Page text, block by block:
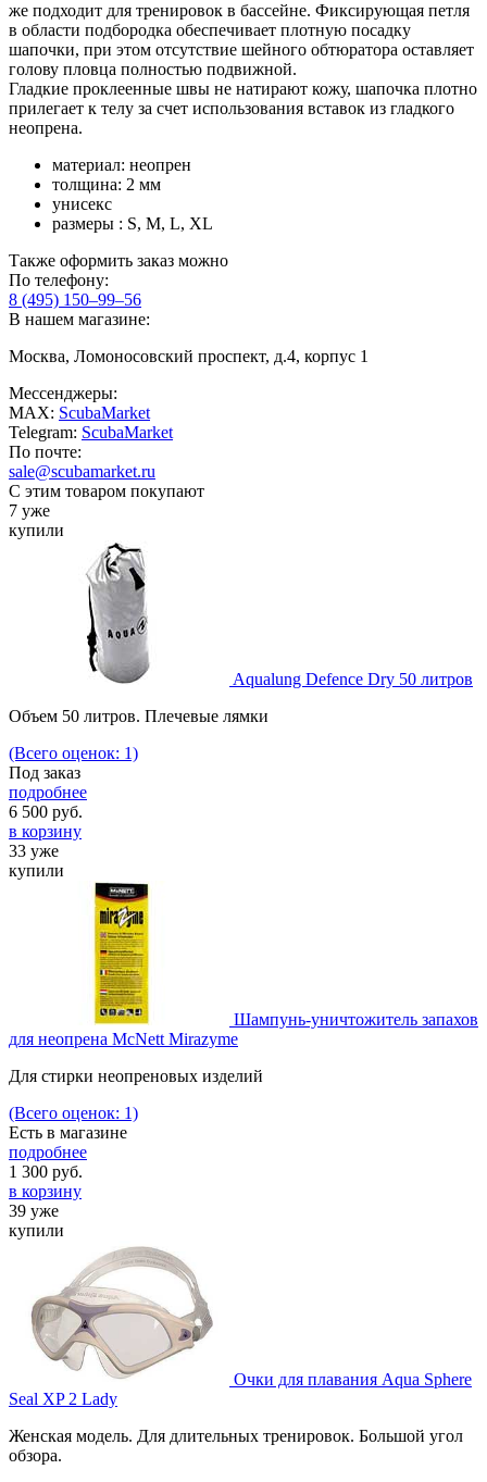
же подходит для тренировок в бассейне. Фиксирующая петля
в области подбородка обеспечивает плотную посадку
шапочки, при этом отсутствие шейного обтюратора оставляет
голову пловца полностью подвижной.
Гладкие проклеенные швы не натирают кожу, шапочка плотно
прилегает к телу за счет использования вставок из гладкого
неопрена.
материал: неопрен
толщина: 2 мм
унисекс
размеры : S, M, L, XL
Также оформить заказ можно
По телефону:
8 (495) 150–99–56
В нашем магазине:
Москва, Ломоносовский проспект, д.4, корпус 1
Мессенджеры:
MAX: ScubaMarket
Telegram: ScubaMarket
По почте:
sale@scubamarket.ru
С этим товаром покупают
7 уже
купили
Aqualung Defence Dry 50 литров
Объем 50 литров. Плечевые лямки
(Всего оценок: 1)
Под заказ
подробнее
6 500 руб.
в корзину
33 уже
купили
Шампунь-уничтожитель запахов
для неопрена McNett Mirazyme
Для стирки неопреновых изделий
(Всего оценок: 1)
Есть в магазине
подробнее
1 300 руб.
в корзину
39 уже
купили
Очки для плавания Aqua Sphere
Seal XP 2 Lady
Женская модель. Для длительных тренировок. Большой угол
обзора.